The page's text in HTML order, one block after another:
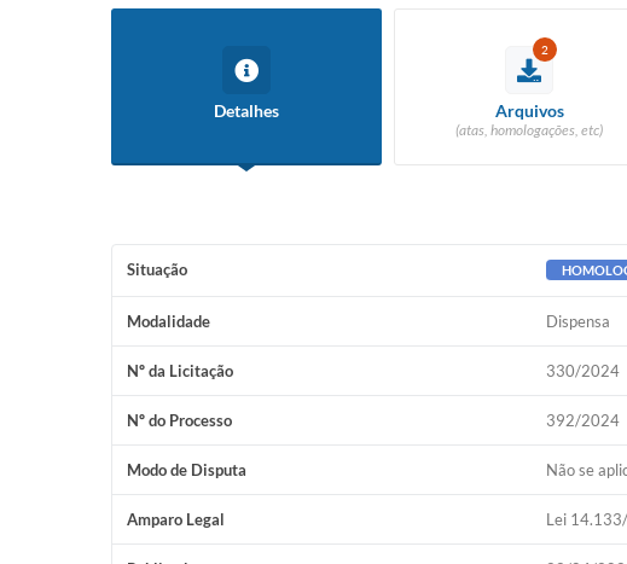
Detalhes
2
Arquivos
(atas, homologações, etc)
Situação
Modalidade Dispensa
Nº da Licitação 330/2024
Nº do Processo 392/2024
Modo de Disputa Não se
Amparo Legal Lei